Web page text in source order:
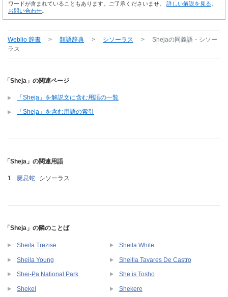
ワードが含まれていることもあります。ご了承くださいませ。 詳しい解説を見る
お問い合わせ
Weblio 辞書 > 類語辞典 > シソーラス > Shejaの同義語・シソー
ラス
「Sheja」の関連ページ
「Sheja」を解説文に含む用語の一覧
「Sheja」を含む用語の索引
「Sheja」の関連用語
屍忌蛇 シソーラス
「Sheja」の隣のことば
Sheila Trezise Sheila White
Sheila Young Sheilla Tavares De Castro
Shei-Pa National Park She is Tosho
Shekel Shekere